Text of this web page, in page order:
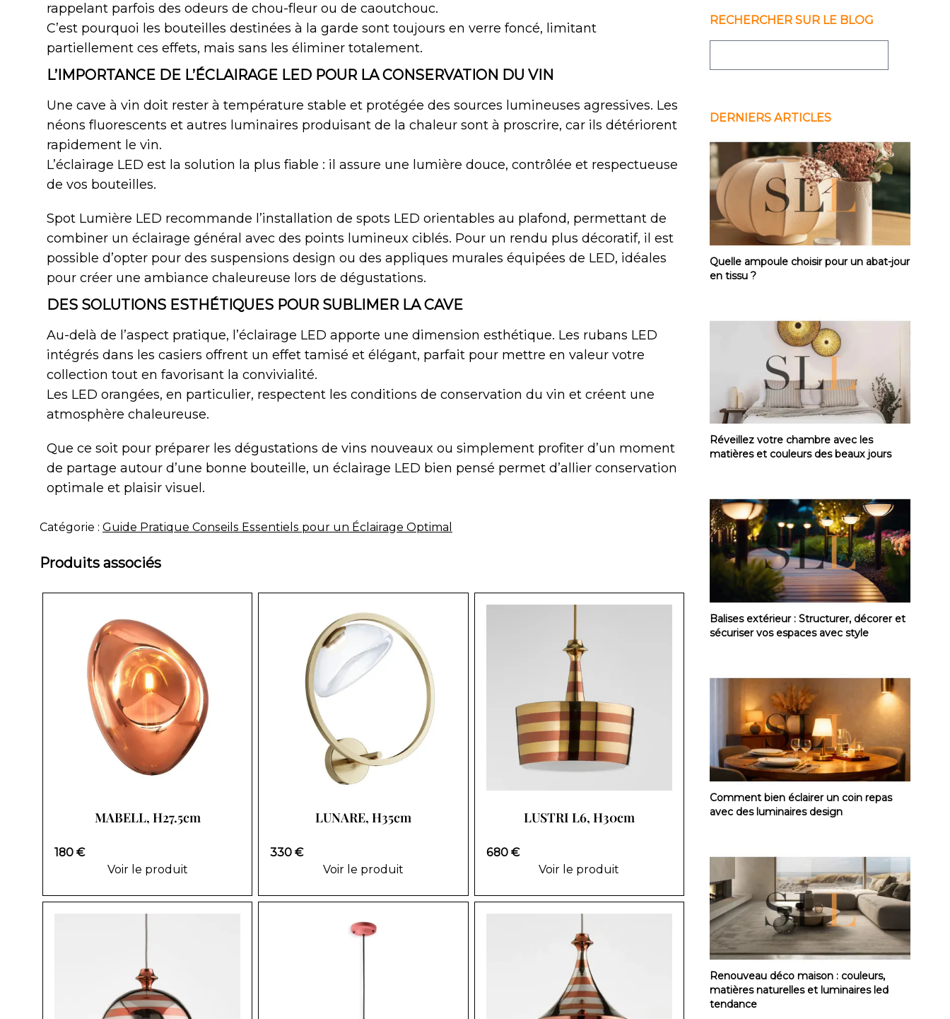
rappelant parfois des odeurs de chou-fleur ou de caoutchouc.
C’est pourquoi les bouteilles destinées à la garde sont toujours en verre foncé, limitant
partiellement ces effets, mais sans les éliminer totalement.
L’IMPORTANCE DE L’ÉCLAIRAGE LED POUR LA CONSERVATION DU VIN
Une cave à vin doit rester à température stable et protégée des sources lumineuses agressives. Les
néons fluorescents et autres luminaires produisant de la chaleur sont à proscrire, car ils détériorent
rapidement le vin.
L’éclairage LED est la solution la plus fiable : il assure une lumière douce, contrôlée et respectueuse
de vos bouteilles.
Spot Lumière LED recommande l’installation de spots LED orientables au plafond, permettant de
combiner un éclairage général avec des points lumineux ciblés. Pour un rendu plus décoratif, il est
possible d’opter pour des suspensions design ou des appliques murales équipées de LED, idéales
pour créer une ambiance chaleureuse lors de dégustations.
DES SOLUTIONS ESTHÉTIQUES POUR SUBLIMER LA CAVE
Au-delà de l’aspect pratique, l’éclairage LED apporte une dimension esthétique. Les rubans LED
intégrés dans les casiers offrent un effet tamisé et élégant, parfait pour mettre en valeur votre
collection tout en favorisant la convivialité.
Les LED orangées, en particulier, respectent les conditions de conservation du vin et créent une
atmosphère chaleureuse.
Que ce soit pour préparer les dégustations de vins nouveaux ou simplement profiter d’un moment
de partage autour d’une bonne bouteille, un éclairage LED bien pensé permet d’allier conservation
optimale et plaisir visuel.
Catégorie : Guide Pratique Conseils Essentiels pour un Éclairage Optimal
Produits associés
MABELL, H27.5cm
180 €
Voir le produit
LUNARE, H35cm
330 €
Voir le produit
LUSTRI L6, H30cm
680 €
Voir le produit
RECHERCHER SUR LE BLOG
DERNIERS ARTICLES
Quelle ampoule choisir pour un abat-jour
Quelle ampoule choisir pour un abat-jour
en tissu ?
Réveillez votre chambre avec les
Réveillez votre chambre avec les
matières et couleurs des beaux jours
Balises extérieur : Structurer, décorer et
Balises extérieur : Structurer, décorer et
sécuriser vos espaces avec style
Comment bien éclairer un coin repas
Comment bien éclairer un coin repas
avec des luminaires design
Renouveau déco maison : couleurs,
Renouveau déco maison : couleurs,
matières naturelles et luminaires led
tendance